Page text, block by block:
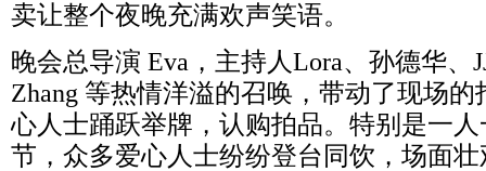
卖让整个夜晚充满欢声笑语。
晚会总导演 Eva ，主持人Lora、孙德华、
Zhang 等热情洋溢的召唤，带动了现场
心人士踊跃举牌，认购拍品。特别是一
节，众多爱心人士纷纷登台同饮，场面